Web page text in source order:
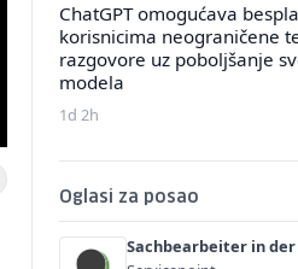
ChatGPT omogućava
korisnicima neograničene
razgovore uz poboljšanje
modela
1d 2h
Oglasi za posao
Sachbearbeiter in